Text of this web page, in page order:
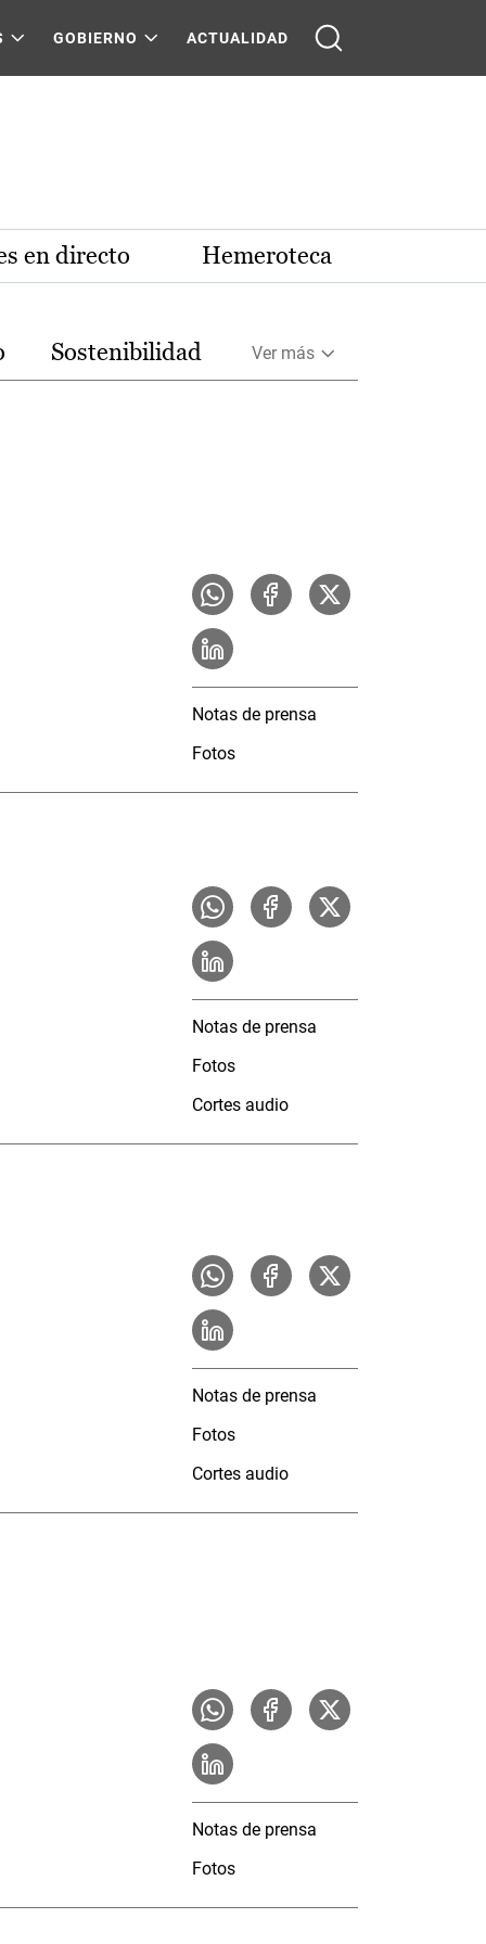
GOBIERNO ACTUALIDAD
en directo Hemeroteca
Sostenibilidad Ver más
Notas de prensa
Fotos
Notas de prensa
Fotos
Cortes audio
Notas de prensa
Fotos
Cortes audio
Notas de prensa
Fotos